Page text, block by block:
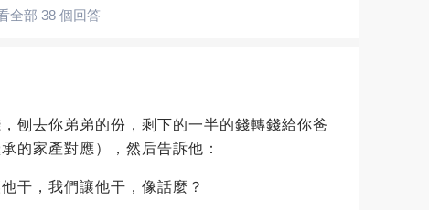
全部 38 個回答
刨去你弟弟的份，剩下的一半的錢轉錢給你爸
的家產對應），然后告訴他：
干，我們讓他干，像話麼？
裝修 養生百科